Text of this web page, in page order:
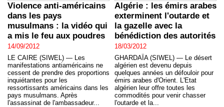
Violence anti-américains
dans les pays
musulmans : la vidéo qui
a mis le feu aux poudres
14/09/2012
LE CAIRE (SIWEL) — Les
manifestations antiaméricains ne
cessent de prendre des proportions
inquiétantes pour les
ressortissants américains dans les
pays musulmans. Après
l'assassinat de l'ambassadeur...
Algérie : les émirs arabes
exterminent l'outarde et
la gazelle avec la
bénédiction des autorités
18/03/2012
GHARDAÏA (SIWEL) — Le désert
algérien est devenu depuis
quelques années un défouloir pour
émirs arabes d'Orient. L'Etat
algérien leur offre toutes les
commodités pour venir chasser
l'outarde et la...